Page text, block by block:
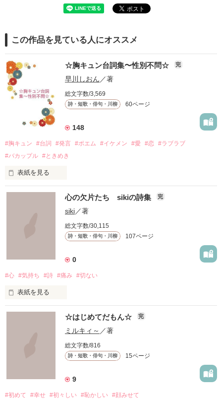
この作品を見ている人にオススメ
☆胸キュン台詞集〜性別不問☆ 完
早川しおん ／著
総文字数/3,569
詩・短歌・俳句・川柳 60ページ
148
#胸キュン #台詞 #発言 #ポエム #イケメン #愛 #恋 #ラブラブ
#バカップル #ときめき
表紙を見る
「僕が先生にキスしたら、
ドキッとしてくれますか……？」
長年多くの方にご愛読いただいていて嬉しいです。
2025年もよろしくお願いします♪
胸キュンな台詞を読んで、
たくさん妄想しちゃってください
１冊にまとめて欲しいとの声があったので、
パート２の台詞を、
心の欠片たち sikiの詩集 完
siki／著
総文字数/30,115
詩・短歌・俳句・川柳 107ページ
0
#心 #気持ち #詩 #痛み #切ない
表紙を見る
「日々の詩」
毎日いろいろな思いが生まれて、そして・・・消えていくん
更新するかもしれません。
☆はじめてだもん☆ 完
ミルキィ～ ／著
総文字数/816
詩・短歌・俳句・川柳 15ページ
9
#初めて #幸せ #初々しい #恥かしい #顔みせて